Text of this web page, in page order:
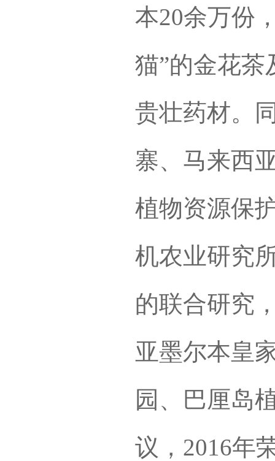
本20余万份
猫”的金花
贵壮药材。
寨、马来西
植物资源保
机农业研究
的联合研究
亚墨尔本皇
园、巴厘岛
议，2016年